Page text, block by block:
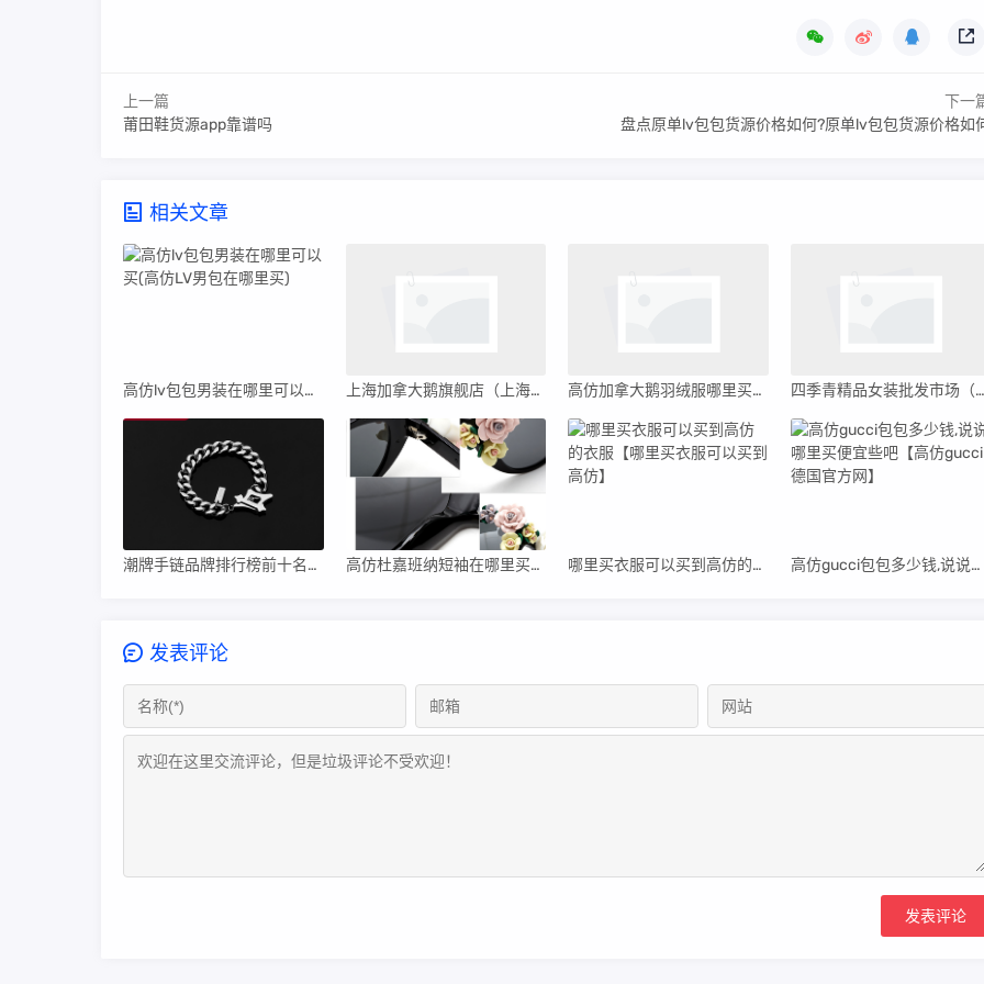
上一篇
莆田鞋货源app靠谱吗
下一
盘点原单lv包包货源价格如何?原单lv包包货源价格如
相关文章
高仿lv包包男装在哪里可以买(高仿LV男包在哪里买) 上海加拿大鹅旗舰店（上海加拿大鹅高仿哪里买） 高仿加拿大鹅羽绒服哪里买（三大高仿穿加拿大鹅） 四季青精品女装批发市场（四季青女装批发在哪里买好）
潮牌手链品牌排行榜前十名【潮牌手链推荐】 高仿杜嘉班纳短袖在哪里买【高仿DG杜嘉班纳墨镜】 哪里买衣服可以买到高仿的衣服【哪里买衣服可以买到高仿】 高仿gucci包包多少钱,说说哪里买便宜些吧【高仿gucci德国官方网】
发表评论